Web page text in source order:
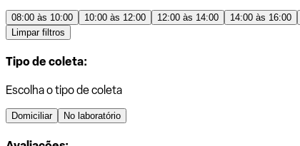
08:00 às 10:00 10:00 às 12:00 12:00 às 14:00 14:00 às 16:00
Limpar filtros
Tipo de coleta:
Escolha o tipo de coleta
Domiciliar No laboratório